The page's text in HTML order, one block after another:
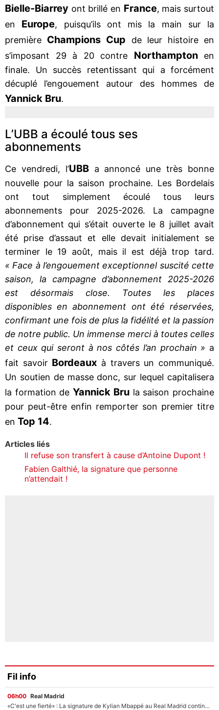
Bielle-Biarrey ont brillé en France, mais surtout
en Europe, puisqu’ils ont mis la main sur la
première Champions Cup de leur histoire en
s’imposant 29 à 20 contre Northamptonen
finale. Un succès retentissant qui a forcément
décuplé l’engouement autour des hommes de
Yannick Bru.
L’UBB a écoulé tous ses
abonnements
Ce vendredi, l’UBBa annoncé une très bonne
nouvelle pour la saison prochaine. Les Bordelais
ont tout simplement écoulé tous leurs
abonnements pour 2025-2026. La campagne
d’abonnement qui s’était ouverte le 8 juillet avait
été prise d’assaut et elle devait initialement se
terminer le 19 août, mais il est déjà trop tard.
« Face à l’engouement exceptionnel suscité cette
saison, la campagne d’abonnement 2025-2026
est désormais close. Toutes les places
disponibles en abonnement ont été réservées,
confirmant une fois de plus la fidélité et la passion
de notre public. Un immense merci à toutes celles
et ceux qui seront à nos côtés l’an prochain » a
fait savoir Bordeaux à travers un communiqué.
Un soutien de masse donc, sur lequel capitalisera
la formation de Yannick Bru la saison prochaine
pour peut-être enfin remporter son premier titre
en Top 14.
Articles liés
Il refuse son transfert à cause d’Antoine Dupont !
Fabien Galthié, la signature que personne
n’attendait !
Fil info
06h00 Real Madrid
«C'est une fierté» : La signature de Kylian Mbappé au Real Madrid continue de régaler l'Espagne